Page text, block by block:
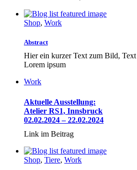
Shop, Work
Abstract
Hier ein kurzer Text zum Bild,
Lorem ipsum
Work
Aktuelle Ausstellung:
Atelier RS1, Innsbruck
02.02.2024 – 22.02.2024
Link im Beitrag
Shop, Tiere, Work